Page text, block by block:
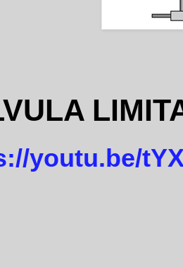
youtu.be/